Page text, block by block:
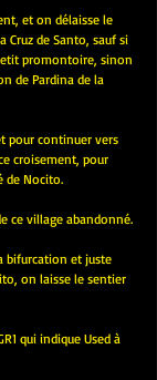
et on délaisse le
Cruz de Santo, sauf si
promontoire, sinon
de Pardina de la
pour continuer vers
croisement, pour
de Nocito.
ce village abandonné.
bifurcation et juste
on laisse le sentier
qui indique Used à